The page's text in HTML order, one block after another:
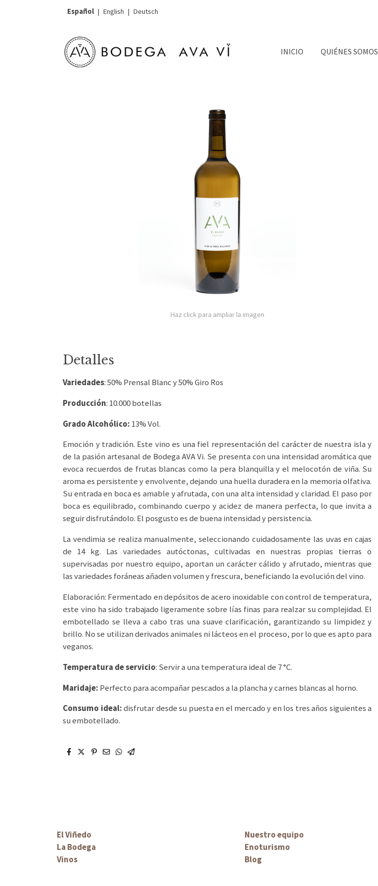
Español | English | Deutsch
INICIO QUIÉNES SOMOS
Haz click para ampliar la imagen
Detalles
Variedades: 50% Prensal Blanc y 50% Giro Ros
Producción: 10.000 botellas
Grado Alcohólico: 13% Vol.
Emoción y tradición. Este vino es una fiel representación del carácter de nuestra isla y
de la pasión artesanal de Bodega AVA Vi. Se presenta con una intensidad aromática que
evoca recuerdos de frutas blancas como la pera blanquilla y el melocotón de viña. Su
aroma es persistente y envolvente, dejando una huella duradera en la memoria olfativa.
Su entrada en boca es amable y afrutada, con una alta intensidad y claridad. El paso por
boca es equilibrado, combinando cuerpo y acidez de manera perfecta, lo que invita a
seguir disfrutándolo. El posgusto es de buena intensidad y persistencia.
La vendimia se realiza manualmente, seleccionando cuidadosamente las uvas en cajas
de 14 kg. Las variedades autóctonas, cultivadas en nuestras propias tierras o
supervisadas por nuestro equipo, aportan un carácter cálido y afrutado, mientras que
las variedades foráneas añaden volumen y frescura, beneficiando la evolución del vino.
Elaboración: Fermentado en depósitos de acero inoxidable con control de temperatura,
este vino ha sido trabajado ligeramente sobre lías finas para realzar su complejidad. El
embotellado se lleva a cabo tras una suave clarificación, garantizando su limpidez y
brillo. No se utilizan derivados animales ni lácteos en el proceso, por lo que es apto para
veganos.
Temperatura de servicio: Servir a una temperatura ideal de 7 °C.
Maridaje: Perfecto para acompañar pescados a la plancha y carnes blancas al horno.
Consumo ideal:disfrutar desde su puesta en el mercado y en los tres años siguientes a
su embotellado.
El Viñedo
La Bodega
Vinos
Nuestro equipo
Enoturismo
Blog